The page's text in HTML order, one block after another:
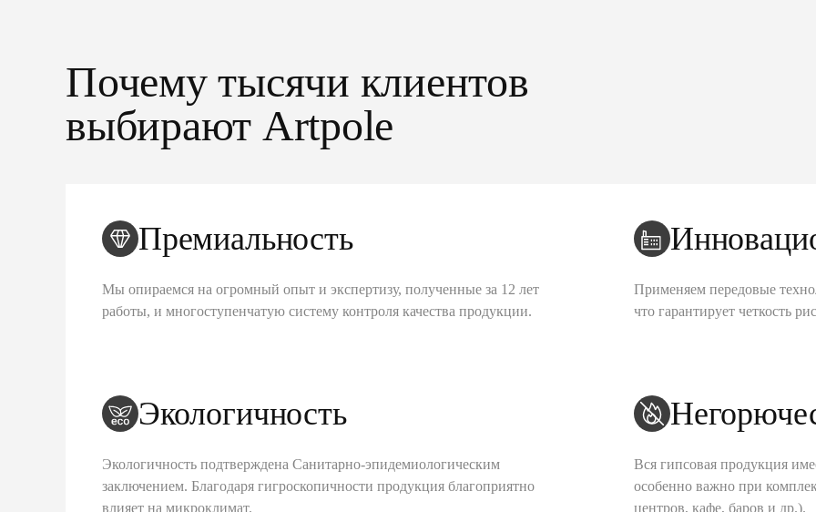
Почему тысячи клиентов
выбирают Artpole
Премиальность
Мы опираемся на огромный опыт и экспертизу, полученные за 12 лет
работы, и многоступенчатую систему контроля качества продукции.
Применяем передовые
что гарантирует четкость
Экологичность
Экологичность подтверждена Санитарно-эпидемиологическим
заключением. Благодаря гигроскопичности продукция благоприятно
влияет на микроклимат.
Вся гипсовая продукция
особенно важно при
центров, кафе, баров и др.).